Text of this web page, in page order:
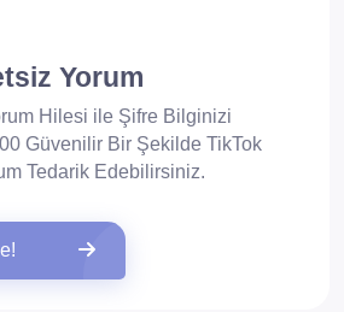
Yorum
Hilesi ile Şifre Bilginizi
Güvenilir Bir Şekilde TikTok
Tedarik Edebilirsiniz.